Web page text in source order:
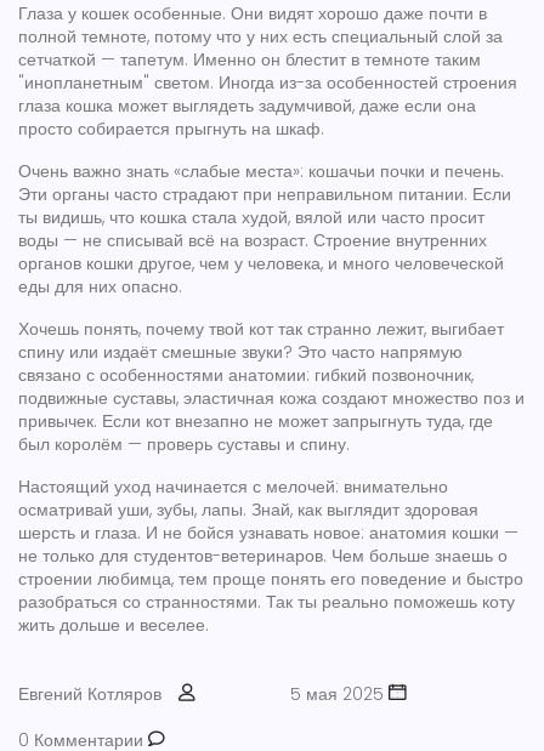
Глаза у кошек особенные. Они видят хорошо даже почти в
полной темноте, потому что у них есть специальный слой за
сетчаткой — тапетум. Именно он блестит в темноте таким
"инопланетным" светом. Иногда из-за особенностей строения
глаза кошка может выглядеть задумчивой, даже если она
просто собирается прыгнуть на шкаф.
Очень важно знать «слабые места»: кошачьи почки и печень.
Эти органы часто страдают при неправильном питании. Если
ты видишь, что кошка стала худой, вялой или часто просит
воды — не списывай всё на возраст. Строение внутренних
органов кошки другое, чем у человека, и много человеческой
еды для них опасно.
Хочешь понять, почему твой кот так странно лежит, выгибает
спину или издаёт смешные звуки? Это часто напрямую
связано с особенностями анатомии: гибкий позвоночник,
подвижные суставы, эластичная кожа создают множество поз и
привычек. Если кот внезапно не может запрыгнуть туда, где
был королём — проверь суставы и спину.
Настоящий уход начинается с мелочей: внимательно
осматривай уши, зубы, лапы. Знай, как выглядит здоровая
шерсть и глаза. И не бойся узнавать новое: анатомия кошки —
не только для студентов-ветеринаров. Чем больше знаешь о
строении любимца, тем проще понять его поведение и быстро
разобраться со странностями. Так ты реально поможешь коту
жить дольше и веселее.
Евгений Котляров
5 мая 2025
0 Комментарии